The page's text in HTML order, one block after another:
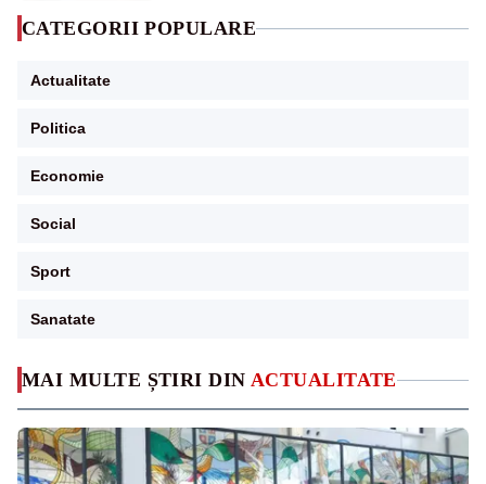
MAI MULTE ȘTIRI DIN ACTUALITATE
CATEGORII POPULARE
Actualitate
Politica
Economie
Social
Sport
Sanatate